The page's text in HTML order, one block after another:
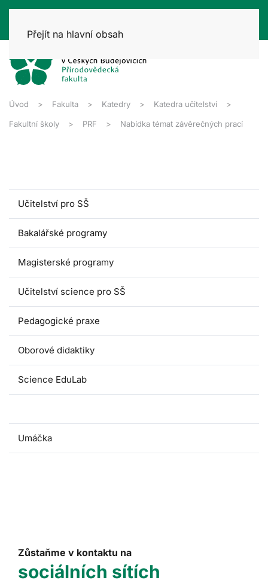
Přejít na hlavní obsah
Úvod Fakulta Katedry Katedra učitelství
Fakultní školy PRF Nabídka témat závěrečných prací
Učitelství pro SŠ
Bakalářské programy
Magisterské programy
Učitelství science pro SŠ
Pedagogické praxe
Oborové didaktiky
Science EduLab
Umáčka
Zůstaňme v kontaktu na
sociálních sítích